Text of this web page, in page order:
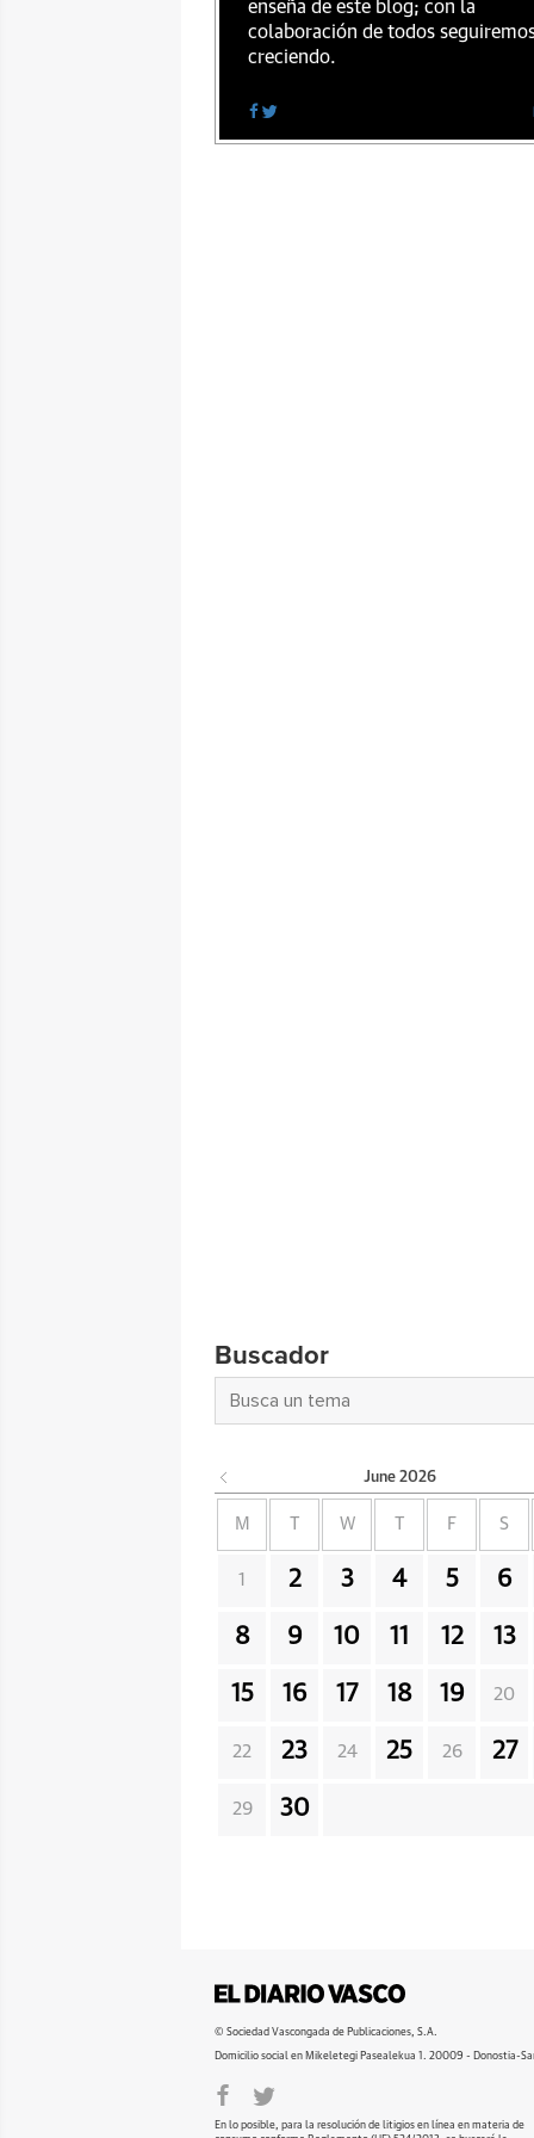
enseña de este blog; con la
colaboración de todos
creciendo.
Buscador
June 2026
M W F S
1 2 3 4 5 6
8 9 10 11 12 13
15 16 17 18 19 20
22 23 24 25 26 27
29 30
© Sociedad Vascongada de Publicaciones, S.A.
Domicilio social en Mikeletegi Pasealekua 1. 20009 - Donostia-
En lo posible, para la resolución de litigios en línea en materia de